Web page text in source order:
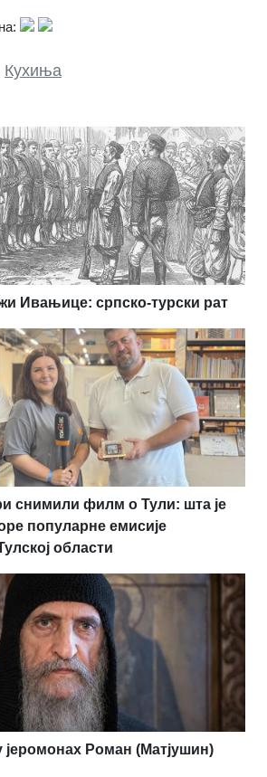
Кухиња
Ивањице: српско-турски рат
снимили филм о Тули: шта је
популарне емисије
области
Роман (Матјушин)